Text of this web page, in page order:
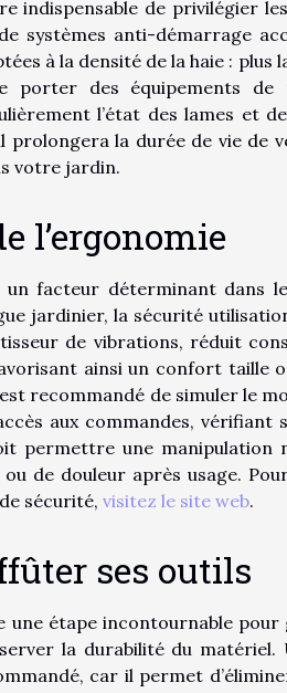
indispensable de privilégier
systèmes anti-démarrage
à la densité de la haie : plus
porter des équipements
l’état des lames et
prolongera la durée de vie
votre jardin.
l’ergonomie
un facteur déterminant dans
jardinier, la sécurité
de vibrations, réduit
ainsi un confort taille
recommandé de simuler le
aux commandes,
permettre une manipulation
ou de douleur après usage.
sécurité, visitez le site web.
ses outils
une étape incontournable
la durabilité du
car il permet